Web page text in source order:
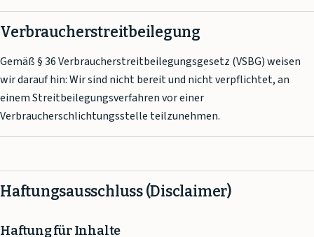
Verbraucherstreitbeilegung
Gemäß § 36 Verbraucherstreitbeilegungsgesetz (VSBG) weisen
wir darauf hin: Wir sind nicht bereit und nicht verpflichtet, an
einem Streitbeilegungsverfahren vor einer
Verbraucherschlichtungsstelle teilzunehmen.
Haftungsausschluss (Disclaimer)
Haftung für Inhalte